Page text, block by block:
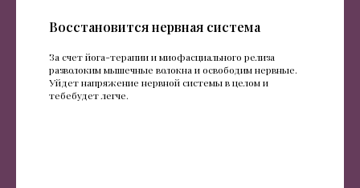
Восстановится нервная система
За счет йога-терапии и миофасциального релиза
разволоким мышечные волокна и освободим нервные.
Уйдет напряжение нервной системы в целом и
тебебудет легче.